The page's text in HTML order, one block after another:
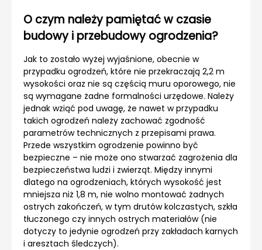
O czym należy pamiętać w czasie
budowy i przebudowy ogrodzenia?
Jak to zostało wyżej wyjaśnione, obecnie w
przypadku ogrodzeń, które nie przekraczają 2,2 m
wysokości oraz nie są częścią muru oporowego, nie
są wymagane żadne formalności urzędowe. Należy
jednak wziąć pod uwagę, że nawet w przypadku
takich ogrodzeń należy zachować zgodność
parametrów technicznych z przepisami prawa.
Przede wszystkim ogrodzenie powinno być
bezpieczne – nie może ono stwarzać zagrożenia dla
bezpieczeństwa ludzi i zwierząt. Między innymi
dlatego na ogrodzeniach, których wysokość jest
mniejsza niż 1,8 m, nie wolno montować żadnych
ostrych zakończeń, w tym drutów kolczastych, szkła
tłuczonego czy innych ostrych materiałów (nie
dotyczy to jedynie ogrodzeń przy zakładach karnych
i aresztach śledczych).